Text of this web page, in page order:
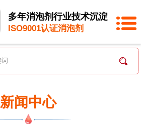
多年消泡剂行业技术沉淀
ISO9001认证消泡剂
新闻中心